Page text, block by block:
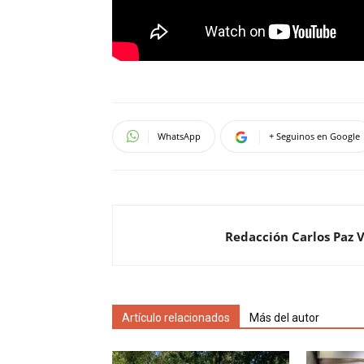
WhatsApp + Seguinos en Google
Redacción Carlos Paz
Artículo relacionados Más del autor